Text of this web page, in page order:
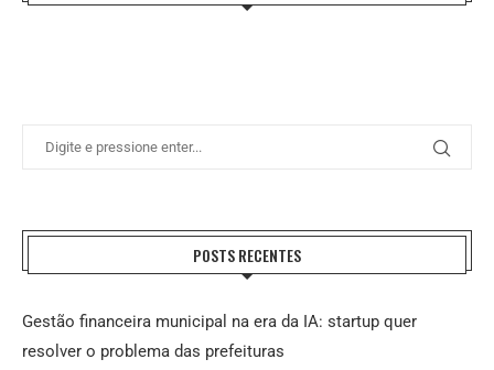
POSTS RECENTES
Gestão financeira municipal na era da IA: startup quer
resolver o problema das prefeituras